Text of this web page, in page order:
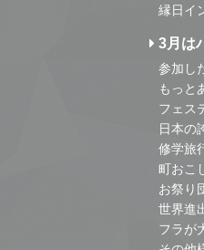
縁日イ
3月は
参加し
もっと
フェス
日本の
修学旅
町おこ
お祭り
世界進
フラが